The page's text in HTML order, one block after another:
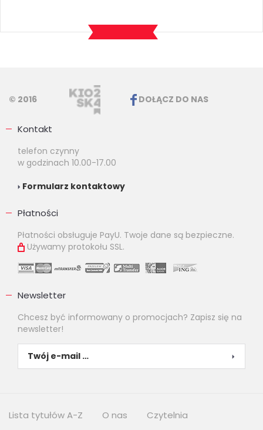
© 2016 DOŁĄCZ DO NAS
Kontakt
telefon czynny
w godzinach 10.00-17.00
Formularz kontaktowy
Płatności
Płatności obsługuje PayU. Twoje dane są bezpieczne.
Używamy protokołu SSL.
Newsletter
Chcesz być informowany o promocjach? Zapisz się na
newsletter!
Lista tytułów A-Z O nas Czytelnia